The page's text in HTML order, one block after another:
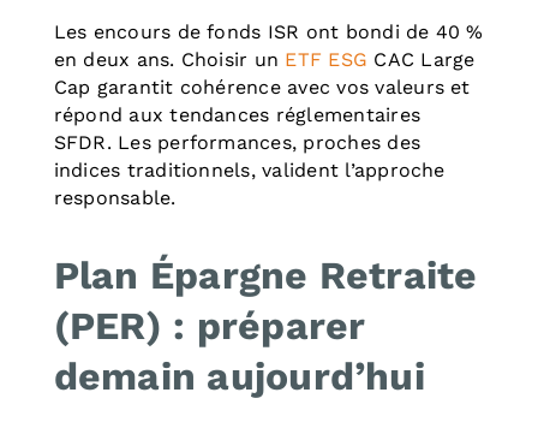
Les encours de fonds ISR ont bondi de 40 %
en deux ans. Choisir un ETF ESG CAC Large
Cap garantit cohérence avec vos valeurs et
répond aux tendances réglementaires
SFDR. Les performances, proches des
indices traditionnels, valident l’approche
responsable.
Plan Épargne Retraite
(PER) : préparer
demain aujourd’hui